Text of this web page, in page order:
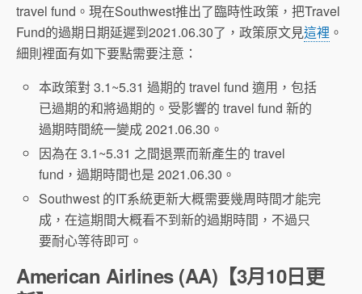
travel fund。現在Southwest推出了臨時性政策，把Travel
Fund的過期日期延遲到2021.06.30了，政策原文見這裡 。
細則裡面有如下要點需要注意：
本政策對 3.1~5.31 過期的 travel fund 適用，包括
已過期的和將過期的。受影響的 travel fund 新的
過期時間統一變成 2021.06.30。
因為在 3.1~5.31 之間退票而新產生的 travel
fund，過期時間也是 2021.06.30。
Southwest 的IT系統更新大概需要幾周時間才能完
成，在這期間大概看不到新的過期時間，不過只
要耐心等待即可。
American Airlines (AA)【3月10日更